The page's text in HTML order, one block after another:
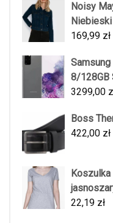
Noisy
169,99 zł
8/128GB
3299,00
Boss
422,00 zł
22,19 zł